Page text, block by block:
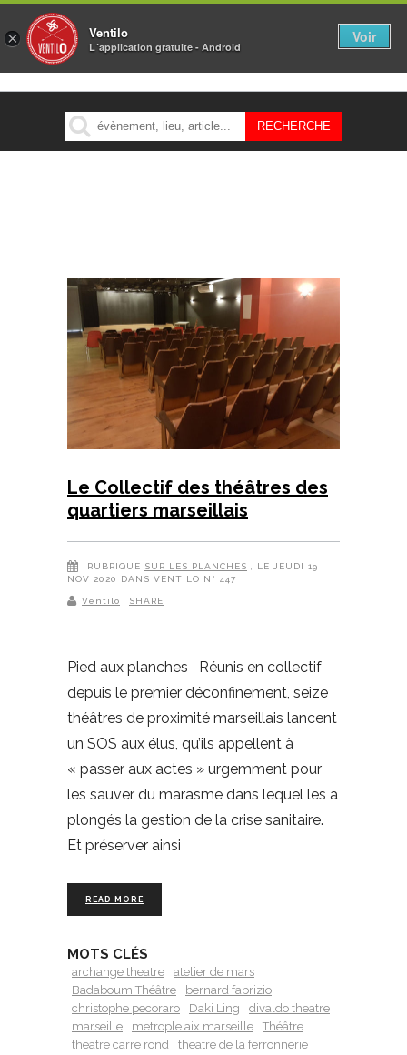
MENU
Le Collectif des théâtres des
quartiers marseillais
RUBRIQUE SUR LES PLANCHES
, LE JEUDI 19
NOV 2020 DANS VENTILO N° 447
Ventilo SHARE
Pied aux planches Réunis en collectif
depuis le premier déconfinement, seize
théâtres de proximité marseillais lancent
un SOS aux élus, qu’ils appellent à
« passer aux actes » urgemment pour
les sauver du marasme dans lequel les a
plongés la gestion de la crise sanitaire.
Et préserver ainsi
READ MORE
MOTS CLÉS
archange theatre
atelier de mars
Badaboum Théâtre
bernard fabrizio
christophe pecoraro
Daki Ling
divaldo theatre
marseille
metrople aix marseille
Théâtre
theatre carre rond
theatre de la ferronnerie
× Ventilo
L´application gratuite - Android
Voir